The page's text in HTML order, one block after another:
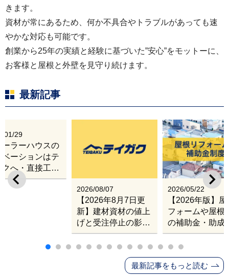
きます。
資材が常にあるため、何か不具合やトラブルがあっても速
やかな対応も可能です。
創業から25年の実績と経験に基づいた”安心”をモットーに、
お客様と屋根と外壁を見守り続けます。
最新記事
2026/08/07
【2026年8月7日更
新】建材資材の値上
げと受注停止の影響
｜塗料・屋根材・シ
ンナー・断熱材・ル
ーフィングの値上げ
と材料入手困難・出
2026/05/22
【2026年版】
フォームや屋根
の補助金・助成
業
01/29
ーラーハウスの
ベーションはテ
クへ・直接工事
張改修サービス
最新記事をもっと読む